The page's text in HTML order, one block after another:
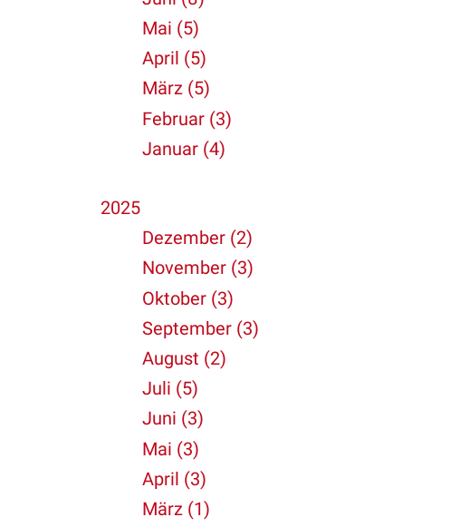
Mai (5)
April (5)
März (5)
Februar (3)
Januar (4)
2025
Dezember (2)
November (3)
Oktober (3)
September (3)
August (2)
Juli (5)
Juni (3)
Mai (3)
April (3)
März (1)